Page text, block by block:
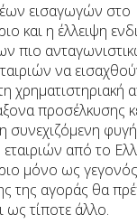
εισαγωγών στο
και η έλλειψη
πιο
να
χρηματιστηριακή
προσέλκυσης
συνεχιζόμενη
από το
μόνο ως γεγονός
της αγοράς θα
ως τίποτε άλλο.